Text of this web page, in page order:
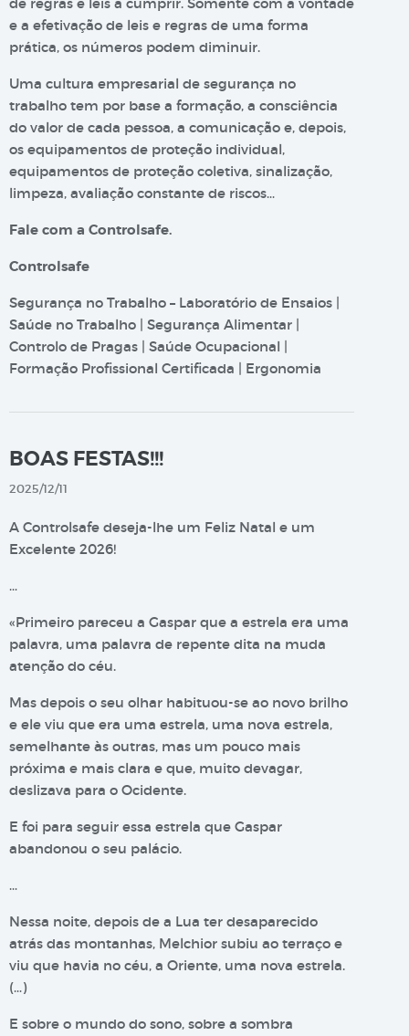
e a efetivação de leis e regras de uma forma
prática, os números podem diminuir.
Uma cultura empresarial de segurança no
trabalho tem por base a formação, a consciência
do valor de cada pessoa, a comunicação e, depois,
os equipamentos de proteção individual,
equipamentos de proteção coletiva, sinalização,
limpeza, avaliação constante de riscos…
Fale com a Controlsafe.
Controlsafe
Segurança no Trabalho – Laboratório de Ensaios |
Saúde no Trabalho | Segurança Alimentar |
Controlo de Pragas | Saúde Ocupacional |
Formação Profissional Certificada | Ergonomia
BOAS FESTAS!!!
2025/12/11
A Controlsafe deseja-lhe um Feliz Natal e um
Excelente 2026!
…
«Primeiro pareceu a Gaspar que a estrela era uma
palavra, uma palavra de repente dita na muda
atenção do céu.
Mas depois o seu olhar habituou-se ao novo brilho
e ele viu que era uma estrela, uma nova estrela,
semelhante às outras, mas um pouco mais
próxima e mais clara e que, muito devagar,
deslizava para o Ocidente.
E foi para seguir essa estrela que Gaspar
abandonou o seu palácio.
…
Nessa noite, depois de a Lua ter desaparecido
atrás das montanhas, Melchior subiu ao terraço e
viu que havia no céu, a Oriente, uma nova estrela.
(…)
E sobre o mundo do sono, sobre a sombra